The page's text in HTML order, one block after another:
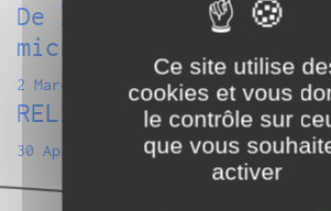
De la performance à la
microperformativité
2 March 2023
RELIEFS Cassenti
30 April 2018
Ce site utilise
cookies et vous
le contrôle sur
que vous
activer